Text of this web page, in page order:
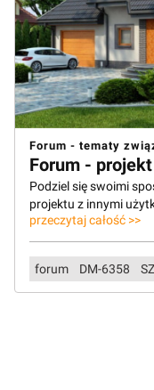
Forum - tematy
Forum -
Podziel się swoimi
projektu z innymi
przeczytaj całość >>
forum DM-6358